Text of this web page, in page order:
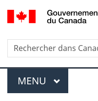
Rechercher
Rechercher
dans
Canada.ca
Menu
MENU PRINCIPAL